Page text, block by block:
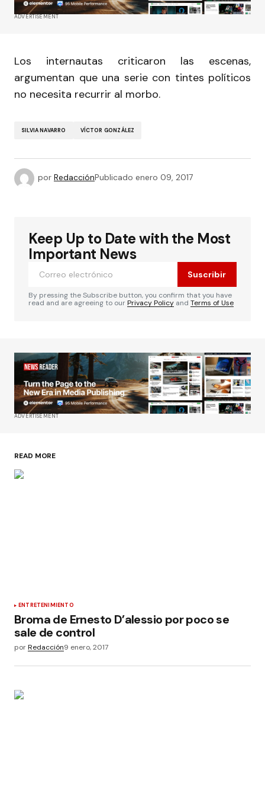
ADVERTISEMENT
Los internautas criticaron las escenas,
argumentan que una serie con tintes políticos
no necesita recurrir al morbo.
SILVIA NAVARRO VÍCTOR GONZÁLEZ
por RedacciónPublicado enero 09, 2017
Keep Up to Date with the Most
Important News
Suscribir
By pressing the Subscribe button, you confirm that you have
read and are agreeing to ourPrivacy Policy and Terms of Use
ADVERTISEMENT
READ MORE
ENTRETENIMIENTO
Broma de Ernesto D’alessio por poco se
sale de control
porRedacción9 enero, 2017